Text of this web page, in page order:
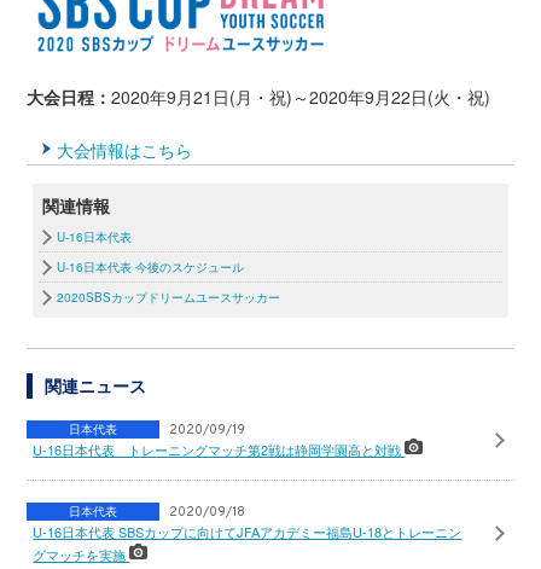
大会日程：2020年9月21日(月・祝)～2020年9月22日(火・祝)
大会情報はこちら
関連情報
U-16日本代表
U-16日本代表 今後のスケジュール
2020SBSカップドリームユースサッカー
関連ニュース
日本代表 2020/09/19
U-16日本代表 トレーニングマッチ第2戦は静岡学園高と対戦
日本代表 2020/09/18
U-16日本代表 SBSカップに向けてJFAアカデミー福島U-18とトレーニン
グマッチを実施